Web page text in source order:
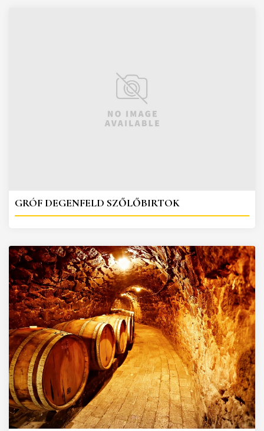
GRÓF DEGENFELD SZŐLŐBIRTOK